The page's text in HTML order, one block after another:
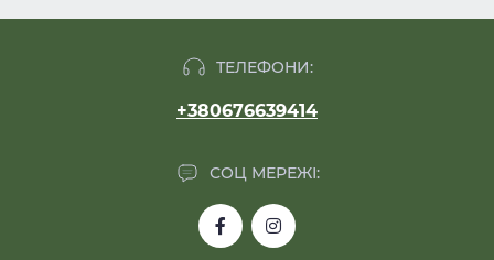
ТЕЛЕФОНИ:
+380676639414
СОЦ МЕРЕЖІ: